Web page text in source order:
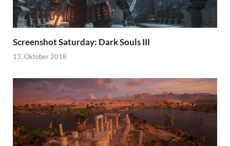
Screenshot Saturday: Dark Souls III
13. Oktober 2018